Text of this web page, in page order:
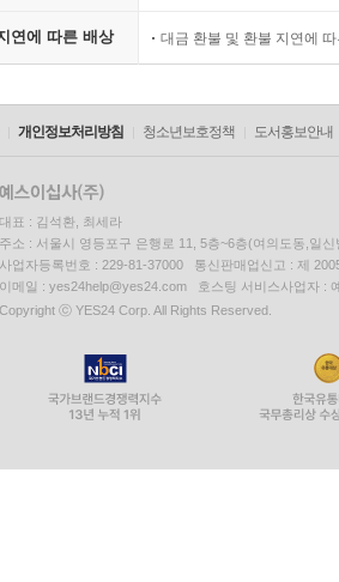
연에 따른 배상 대금 환불 및 환불 지연에
개인정보처리방침 청소년보호정책 도서홍보안내
대표 : 김석환, 최세라
주소 : 서울시 영등포구 은행로 11, 5층~6층(여의도동,일신
사업자등록번호 : 229-81-37000 통신판매업신고 : 제
이메일 : yes24help@yes24.com 호스팅 서비스사업자 :
Copyright ⓒ YES24 Corp. All Rights Reserved.